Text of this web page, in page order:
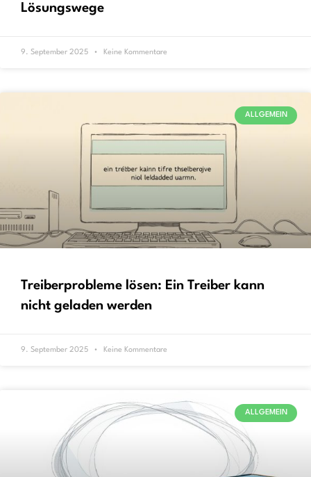
Lösungswege
9. September 2025 Keine Kommentare
ALLGEMEIN
Treiberprobleme lösen: Ein Treiber kann
nicht geladen werden
9. September 2025 Keine Kommentare
ALLGEMEIN